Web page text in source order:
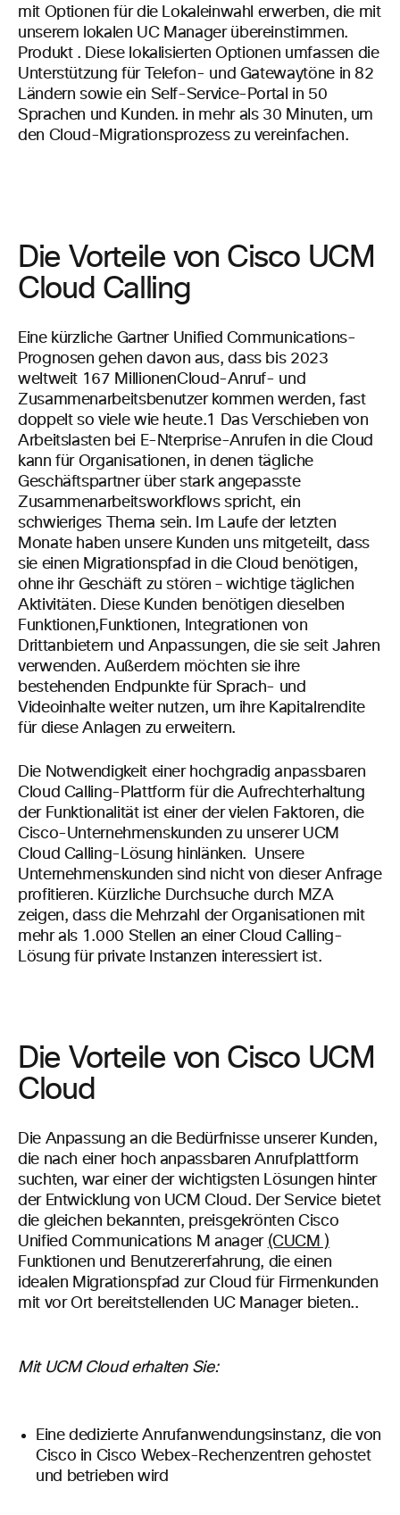
mit Optionen für die Lokaleinwahl erwerben, die mit
unserem lokalen UC Manager übereinstimmen.
Produkt . Diese lokalisierten Optionen umfassen die
Unterstützung für Telefon- und Gatewaytöne in 82
Ländern sowie ein Self-Service-Portal in 50
Sprachen und Kunden. in mehr als 30 Minuten, um
den Cloud-Migrationsprozess zu vereinfachen.
Die Vorteile von Cisco UCM
Cloud Calling
Eine kürzliche Gartner Unified Communications-
Prognosen gehen davon aus, dass bis2023
weltweit 167 MillionenCloud-Anruf- und
Zusammenarbeitsbenutzer kommen werden, fast
doppelt so viele wie heute.1 Das Verschieben von
Arbeitslasten bei E-Nterprise-Anrufen in die Cloud
kann für Organisationen, in denen tägliche
Geschäftspartner über stark angepasste
Zusammenarbeitsworkflows spricht, ein
schwieriges Thema sein. Im Laufe der letzten
Monate haben unsere Kunden uns mitgeteilt, dass
sie einen Migrationspfad in die Cloud benötigen,
ohne ihr Geschäft zu stören – wichtige täglichen
Aktivitäten. Diese Kunden benötigen dieselben
Funktionen, Funktionen,
Integrationen von
Drittanbietern und Anpassungen, die sie seit Jahren
verwenden. Außerdem möchten sie ihre
bestehenden Endpunkte für Sprach- und
Videoinhalte weiter nutzen, um ihre Kapitalrendite
für diese Anlagen zu erweitern.
Die Notwendigkeit einer hochgradig anpassbaren
Cloud Calling-Plattform für die Aufrechterhaltung
der Funktionalität ist einer der vielen Faktoren, die
Cisco-Unternehmenskunden zu unserer UCM
Cloud Calling-Lösung hinlänken.
Unsere
Unternehmenskundensind nicht von dieser Anfrage
profitieren. Kürzliche Durchsuche durch MZA
zeigen, dass die Mehrzahl der Organisationen mit
mehr als 1.000 Stellen an einer Cloud Calling-
Lösung für private Instanzen interessiert ist.
Die Vorteile von Cisco UCM
Cloud
Die Anpassung an die Bedürfnisse unserer Kunden,
die nach einer hoch anpassbaren Anrufplattform
suchten, war einer der wichtigsten Lösungen hinter
der Entwicklungvon UCM Cloud. Der Service bietet
die gleichen bekannten, preisgekrönten Cisco
UnifiedCommunications Manager (CUCM )
Funktionen und Benutzererfahrung, die einen
idealen Migrationspfad zur Cloud für Firmenkunden
mit vor Ort bereitstellenden UC Manager bieten..
Mit UCM Cloud erhalten Sie:
Eine dedizierteAnrufanwendungsinstanz, die von
Cisco in Cisco Webex-Rechenzentren gehostet
und betrieben wird